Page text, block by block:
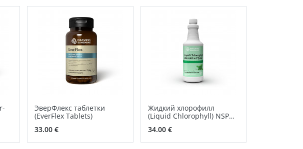
ЭверФлекс таблетки
(EverFlex Tablets)
33.00 €
Жидкий хлорофилл
(Liquid Chlorophyll) NSP
внутрь
34.00 €